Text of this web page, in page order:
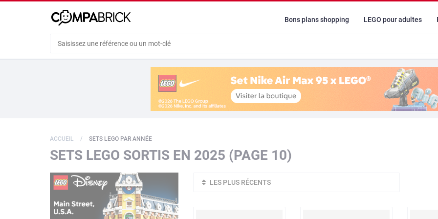
Bons plans shopping LEGO pour adultes
ACCUEIL SETS LEGO PAR ANNÉE
SETS LEGO SORTIS EN 2025 (PAGE 10)
LES PLUS RÉCENTS